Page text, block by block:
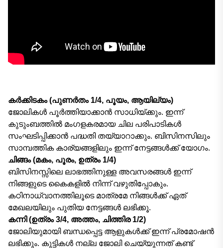
കര്‍ക്കിടകം (പുണര്‍തം 1/4, പൂയം, ആയില്യം)
ജോലികൾ പൂർത്തിയാക്കാൻ സാധിയ്ക്കും. ഇന്ന്
കുടുംബത്തിൽ മംഗളകരമായ ചില പരിപാടികൾ
സംഘടിപ്പിക്കാൻ പദ്ധതി തയ്യാറാക്കും. ബിസിനസിലും
സാമ്പത്തിക കാര്യങ്ങളിലും ഇന്ന് നേട്ടങ്ങള്‍ക്ക് യോഗം.
ചിങ്ങം (മകം, പൂരം, ഉത്രം 1/4)
ബിസിനസ്സിലെ ലാഭത്തിനുള്ള അവസരങ്ങൾ ഇന്ന്
നിങ്ങളുടെ കൈകളിൽ നിന്ന് വഴുതിപ്പോകും.
കഠിനാധ്വാനത്തിലൂടെ മാത്രമേ നിങ്ങൾക്ക് ഏത്
മേഖലയിലും പുതിയ നേട്ടങ്ങൾ ലഭിക്കൂ.
കന്നി (ഉത്രം 3/4, അത്തം, ചിത്തിര 1/2)
ജോലിയുമായി ബന്ധപ്പെട്ട ആളുകൾക്ക് ഇന്ന് പ്രമോഷൻ
ലഭിക്കും. കുട്ടികൾ നല്ല ജോലി ചെയ്യുന്നത് കണ്ട്